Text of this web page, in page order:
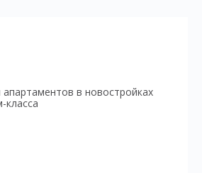
в новостройках
класса